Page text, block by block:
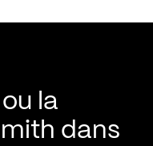
la
dans